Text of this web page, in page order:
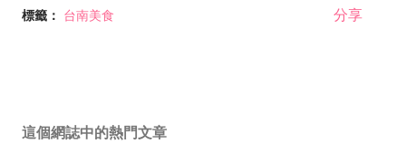
標籤： 台南美食 分享
這個網誌中的熱門文章